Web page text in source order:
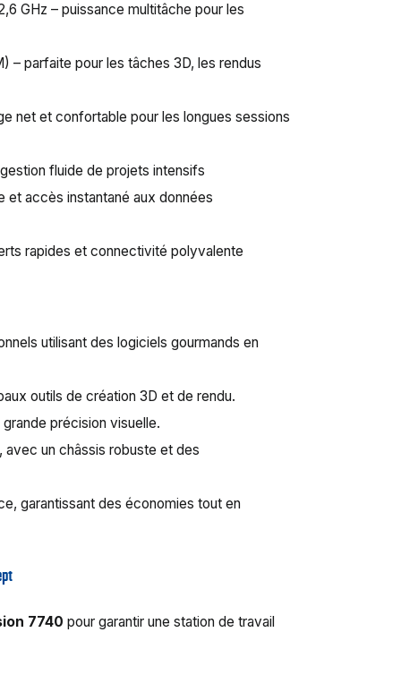
GHz – puissance multitâche pour les
– parfaite pour les tâches 3D, les rendus
net et confortable pour les longues sessions
fluide de projets intensifs
et accès instantané aux données
rapides et connectivité polyvalente
utilisant des logiciels gourmands en
outils de création 3D et de rendu.
précision visuelle.
un châssis robuste et des
garantissant des économies tout en
7740 pour garantir une station de travail